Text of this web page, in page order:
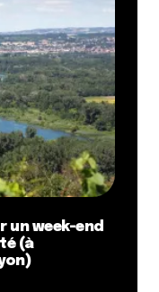
un week-end
(à